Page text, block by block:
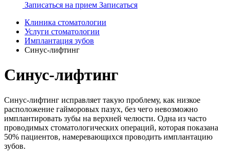
Записаться на прием Записаться
Клиника стоматологии
Услуги стоматологии
Имплантация зубов
Синус-лифтинг
Синус-лифтинг
Синус-лифтинг исправляет такую проблему, как низкое
расположение гайморовых пазух, без чего невозможно
имплантировать зубы на верхней челюсти. Одна из часто
проводимых стоматологических операций, которая показана
50% пациентов, намеревающихся проводить имплантацию
зубов.